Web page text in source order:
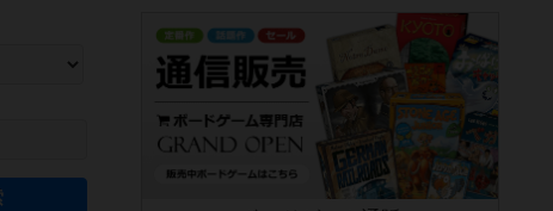
ます。マニュアルを読む時間や参加者へのルール説明時間は含まれていないため、初めて
きるよう、中世ファンタジー・クッキング・海賊同士の対決など、ゲームコンセプトを絞
にボードゲームに慣れている方向けの絞込機能です。例えば「ダイスロール」はランダ